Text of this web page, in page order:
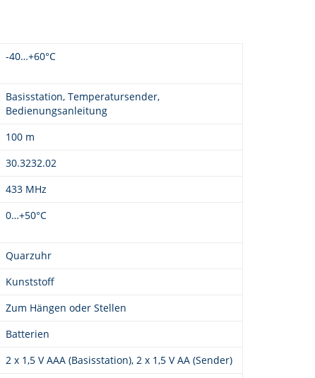
-40…+60°C
Basisstation, Temperatursender,
Bedienungsanleitung
100 m
30.3232.02
433 MHz
0…+50°C
Quarzuhr
Kunststoff
Zum Hängen oder Stellen
Batterien
2 x 1,5 V AAA (Basisstation), 2 x 1,5 V AA (Sender)